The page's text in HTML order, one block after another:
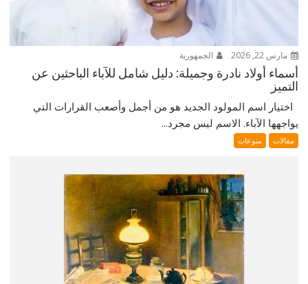
مارس 22, 2026 الجمهورية
أسماء أولاد نادرة وجميلة: دليل شامل للآباء الباحثين عن
التميز
اختيار اسم المولود الجديد هو من أجمل وأصعب القرارات التي
يواجهها الآباء. الاسم ليس مجرد...
مقالات منوعات